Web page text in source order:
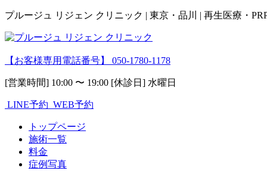
プルージュ リジェン クリニック | 東京・品川 | 再生医療・
【お客様専用電話番号】 050-1780-1178
[営業時間] 10:00 〜 19:00 [休診日] 水曜日
LINE予約 WEB予約
トップページ
施術一覧
料金
症例写真